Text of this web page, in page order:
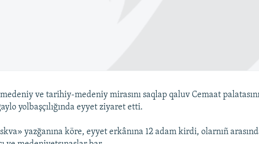
medeniy ve tarihiy-medeniy mirasını saqlap qaluv Cemaat
yolbaşçılığında eyyet ziyaret etti.
yazğanına köre, eyyet erkânına 12 adam kirdi, olarnıñ